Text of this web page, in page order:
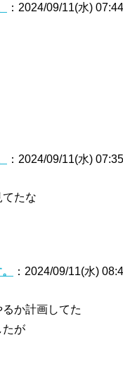
：2024/09/11(水)
：2024/09/11(水)
たな
：2024/09/11(水)
か計画してた
たが